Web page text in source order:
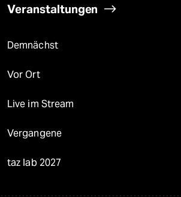
Veranstaltungen
Demnächst
Vor Ort
Live im Stream
Vergangene
taz lab 2027